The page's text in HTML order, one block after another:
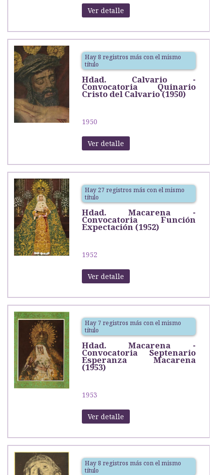
Ver detalle
Hay 8 registros más con el mismo
título
Hdad. Calvario -
Convocatoria Quinario
Cristo del Calvario (1950)
1950
Ver detalle
Hay 27 registros más con el mismo
título
Hdad. Macarena -
Convocatoria Función
Expectación (1952)
1952
Ver detalle
Hay 7 registros más con el mismo
título
Hdad. Macarena -
Convocatoria Septenario
Esperanza Macarena
(1953)
1953
Ver detalle
Hay 8 registros más con el mismo
título